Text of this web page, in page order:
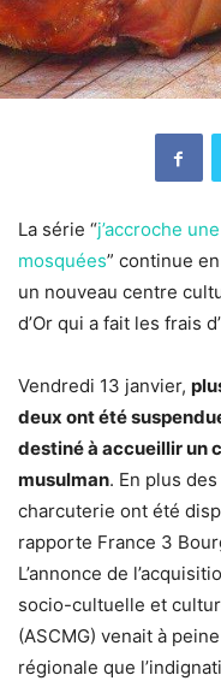
La série “j’accroche
mosquées” continue
un nouveau centre
d’Or qui a fait les frais
Vendredi 13 janvier,
deux ont été
destiné à accueillir un
musulman. En plus
charcuterie ont été
rapporte France 3
L’annonce de
socio-cultuelle et
(ASCMG) venait à
régionale que